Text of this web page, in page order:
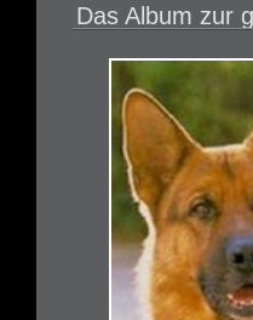
Das Album zur